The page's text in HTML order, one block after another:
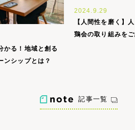
かる！地域と創る
ンシップとは？
2024.9.29
【人間性を磨く】
鶏会の取り組みを
記事一覧